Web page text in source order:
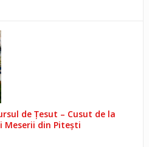
de Țesut – Cusut de la
Meserii din Pitești